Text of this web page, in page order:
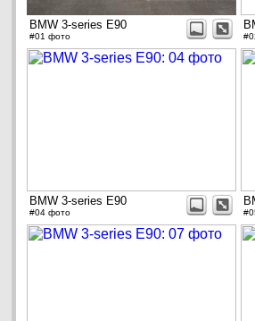
BMW 3-series E90
#01 фото
BMW 3-series E90
#04 фото